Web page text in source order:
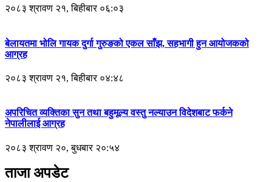
२०८३ श्रावण २१, बिहीबार ०६:०३
बेलायतमा भोलि गायक दुर्गा गुरुङको एकल साँझ, सहभागी हुन आयोजकको
आग्रह
२०८३ श्रावण २१, बिहीबार ०४:४८
अपरिचित व्यक्तिका सुन तथा बहुमूल्य वस्तु नल्याउन विदेशबाट फर्कने
नेपालीलाई आग्रह
२०८३ श्रावण २०, बुधबार २०:५४
ताजा अपडेट